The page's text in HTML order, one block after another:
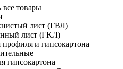
все товары
лист (ГВЛ)
лист (ГКЛ)
и гипсокартона
гипсокартона